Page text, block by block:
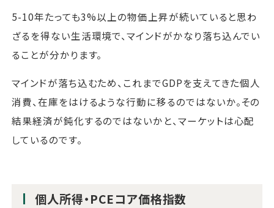
5-10年たっても3%以上の物価上昇が続いていると思わ
ざるを得ない生活環境で、マインドがかなり落ち込んでい
ることが分かります。
マインドが落ち込むため、これまでGDPを支えてきた個人
消費、在庫をはけるような行動に移るのではないか。その
結果経済が鈍化するのではないかと、マーケットは心配
しているのです。
個人所得・PCEコア価格指数